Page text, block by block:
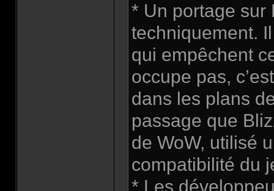
* Un portage sur
techniquement.
qui empêchent
occupe pas,
dans les plans
passage que
de WoW, utilisé
compatibilité du
* Les